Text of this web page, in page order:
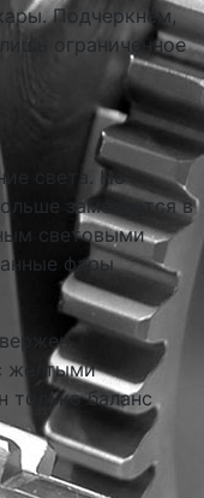
Подчеркнем,
ограниченное
света. Но
замечается в
световыми
фары
желтыми
только баланс